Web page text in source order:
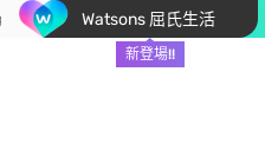
Watsons 屈氏生活
新登場!!